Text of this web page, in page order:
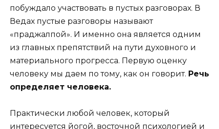
побуждало участвовать в пустых разговорах. В
Ведах пустые разговоры называют
«праджалпой». И именно она является одним
из главных препятствий на пути духовного и
материального прогресса. Первую оценку
человеку мы даем по тому, как он говорит. Речь
определяет человека.
Практически любой человек, который
интересуется йогой, восточной психологией и